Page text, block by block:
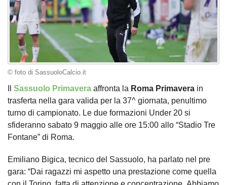
© foto di SassuoloCalcio.it
Sassuolo Primavera affronta la Roma Primavera in
trasferta nella gara valida per la 37^ giornata, penultimo
turno di campionato. Le due formazioni Under 20 si
sfideranno sabato 9 maggio alle ore 15:00 allo “Stadio Tre
Fontane” di Roma.
Emiliano Bigica, tecnico del Sassuolo, ha parlato nel pre
gara: “Dai ragazzi mi aspetto una prestazione come quella